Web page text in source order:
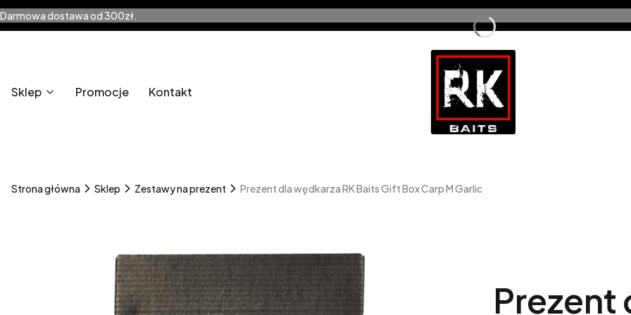
Darmowa dostawa od 300zł.
Sklep Promocje Kontakt
Strona główna Sklep Zestawy na prezent Prezent dla wędkarza RK Baits Gift Box Carp M Garlic
Prezent